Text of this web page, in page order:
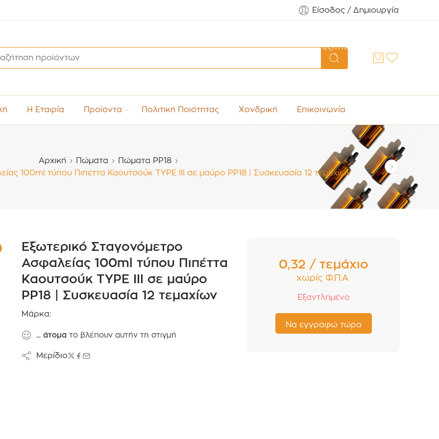
Είσοδος / Δημιουργία
Αναζήτηση
Η Εταιρία Προϊόντα Πολιτική Ποιότητας Χονδρική Επικοινωνία
Αρχική Πώματα
Πώματα PP18
100ml τύπου Πιπέττα Καουτσούκ TYPE III σε μαύρο PP18 | Συσκευασία 12 τεμαχίων
Εξωτερικό Σταγονόμετρο
Ασφαλείας 100ml τύπου Πιπέττα
Καουτσούκ TYPE III σε μαύρο
PP18 | Συσκευασία 12 τεμαχίων
Μάρκα:
... άτομα το βλέπουν αυτήν τη στιγμή
Μερίδιο
0,32 / τεμάχιο
χωρίς Φ.Π.Α
Εξαντλημένο